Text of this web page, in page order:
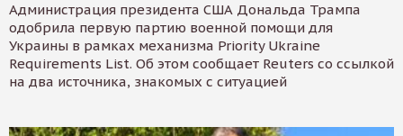
Администрация президента США Дональда Трампа
одобрила первую партию военной помощи для
Украины в рамках механизма Priority Ukraine
Requirements List. Об этом сообщает Reuters со ссылкой
на два источника, знакомых с ситуацией